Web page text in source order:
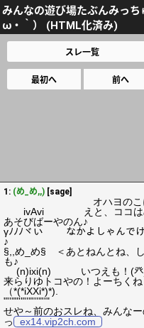
みんなの遊び場たぶんみっち
ω・｀） (HTML化済み)
スレ一覧
最初へ 前へ
1: (め_め,,) [sage]
オハヨのこにちわの
ivAvi えと、ココはめめ
あそびばーやのん♪
γﾉﾉﾉヾい なかよしゃんでけ
♪
§,,め_め§ ＜あとねんとね、
も♪
(n)ixi(n) いつえも！(癶_
来らりゆトコやの！よーちくね
（*(*iXXi*)*).
"''""'"''"'''"''"
せや～前のおスレね、みんな
っ
ex14.vip2ch.com